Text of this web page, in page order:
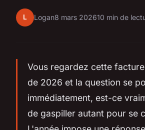
L Logan8 mars 202610 min de
Vous regardez cette
de 2026 et la question se
immédiatement, est-ce
de gaspiller autant pour se